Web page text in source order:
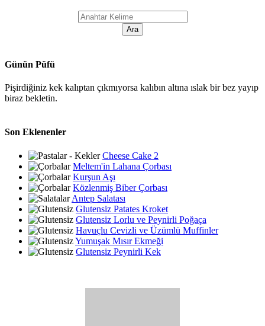
Günün Püfü
Pişirdiğiniz kek kalıptan çıkmıyorsa kalıbın altına ıslak bir bez yayıp
biraz bekletin.
Son Eklenenler
Cheese Cake 2
Meltem'in Lahana Çorbası
Kurşun Aşı
Közlenmiş Biber Çorbası
Antep Salatası
Glutensiz Patates Kroket
Glutensiz Lorlu ve Peynirli Poğaça
Havuçlu Cevizli ve Üzümlü Muffinler
Yumuşak Mısır Ekmeği
Glutensiz Peynirli Kek